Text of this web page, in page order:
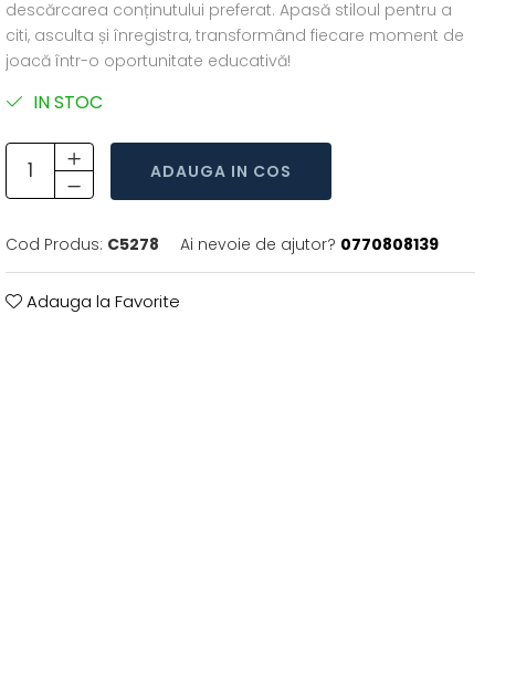
descărcarea conținutului preferat. Apasă stiloul pentru a
citi, asculta și înregistra, transformând fiecare moment de
joacă într-o oportunitate educativă!
IN STOC
ADAUGA IN COS
Cod Produs: C5278 Ai nevoie de ajutor? 0770808139
Adauga la Favorite